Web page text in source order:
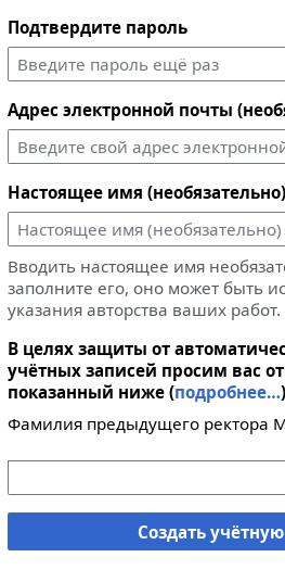
Подтвердите пароль
Адрес электронной почты
Настоящее имя (необязательно)
Вводить настоящее имя
заполните его, оно может быть
указания авторства ваших работ.
В целях защиты от
учётных записей просим вас
показанный ниже (подробнее…
Фамилия предыдущего ректора
Создать